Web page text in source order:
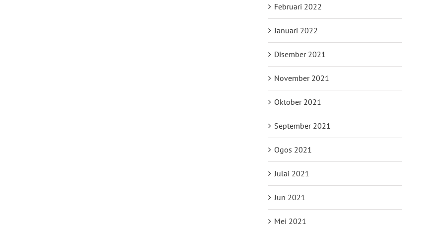
Februari 2022
Januari 2022
Disember 2021
November 2021
Oktober 2021
September 2021
Ogos 2021
Julai 2021
Jun 2021
Mei 2021